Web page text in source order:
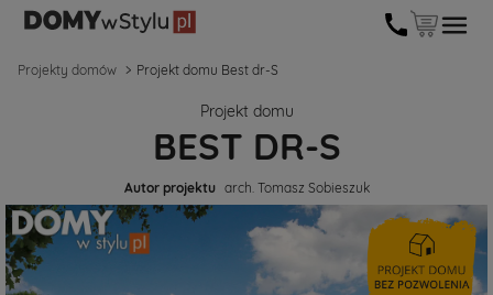
Projekty domów Projekt domu Best dr-S
Projekt domu
BEST DR-S
Autor projektu arch. Tomasz Sobieszuk